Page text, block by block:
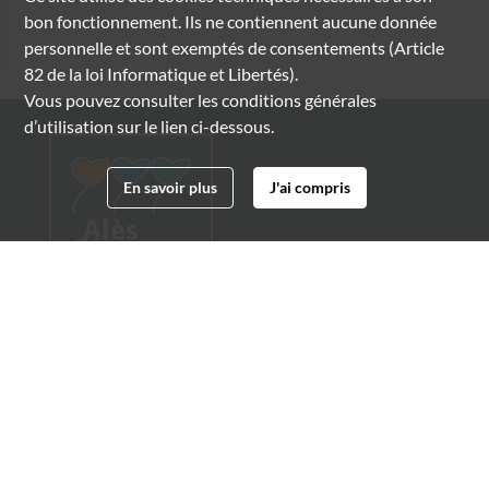
bon fonctionnement. Ils ne contiennent aucune donnée
personnelle et sont exemptés de consentements (Article
82 de la loi Informatique et Libertés).
Vous pouvez consulter les conditions générales
d’utilisation sur le lien ci-dessous.
En savoir plus J'ai compris